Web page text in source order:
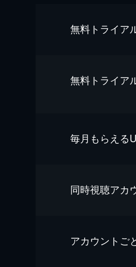
無料トライア
無料トライア
毎⽉もらえる
同時視聴アカ
アカウントご